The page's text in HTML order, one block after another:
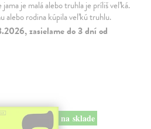
jama je malá alebo truhla je príliš veľká.
alebo rodina kúpila veľkú truhlu.
zasielame do 3 dní od
na sklade